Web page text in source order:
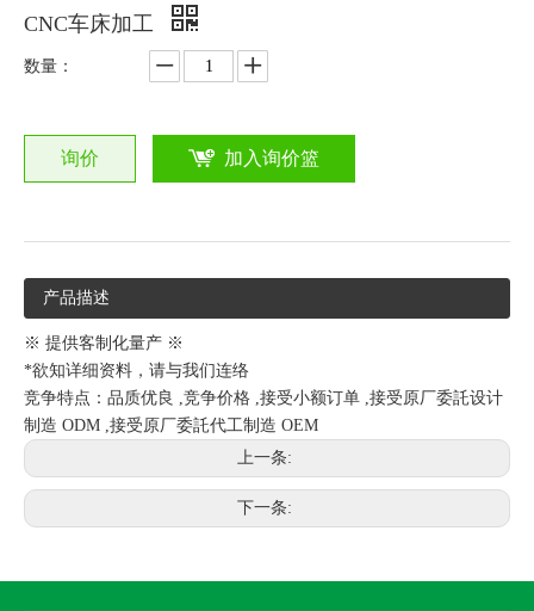
CNC车床加工
数量：
询价 加入询价篮
产品描述
※ 提供客制化量产 ※
*欲知详细资料，请与我们连络
竞争特点：品质优良 ,竞争价格 ,接受小额订单 ,接受原厂委託设计
制造 ODM ,接受原厂委託代工制造 OEM
上一条:
下一条: